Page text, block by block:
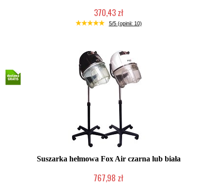
370,43 zł
Duża ilość (wysyłka w 24h)
5/5 (opinii: 10)
Suszarka hełmowa Fox Air czarna lub biała
767,98 zł